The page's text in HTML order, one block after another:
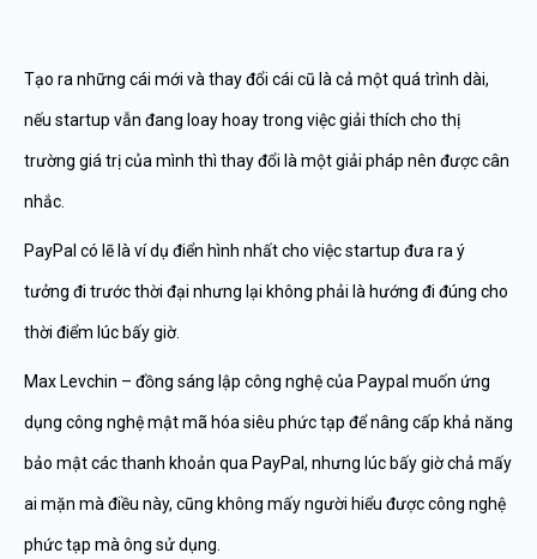
Tạo ra những cái mới và thay đổi cái cũ là cả một quá trình dài,
nếu startup vẫn đang loay hoay trong việc giải thích cho thị
trường giá trị của mình thì thay đổi là một giải pháp nên được cân
nhắc.
PayPal có lẽ là ví dụ điển hình nhất cho việc startup đưa ra ý
tưởng đi trước thời đại nhưng lại không phải là hướng đi đúng cho
thời điểm lúc bấy giờ.
Max Levchin – đồng sáng lập công nghệ của Paypal muốn ứng
dụng công nghệ mật mã hóa siêu phức tạp để nâng cấp khả năng
bảo mật các thanh khoản qua PayPal, nhưng lúc bấy giờ chả mấy
ai mặn mà điều này, cũng không mấy người hiểu được công nghệ
phức tạp mà ông sử dụng.